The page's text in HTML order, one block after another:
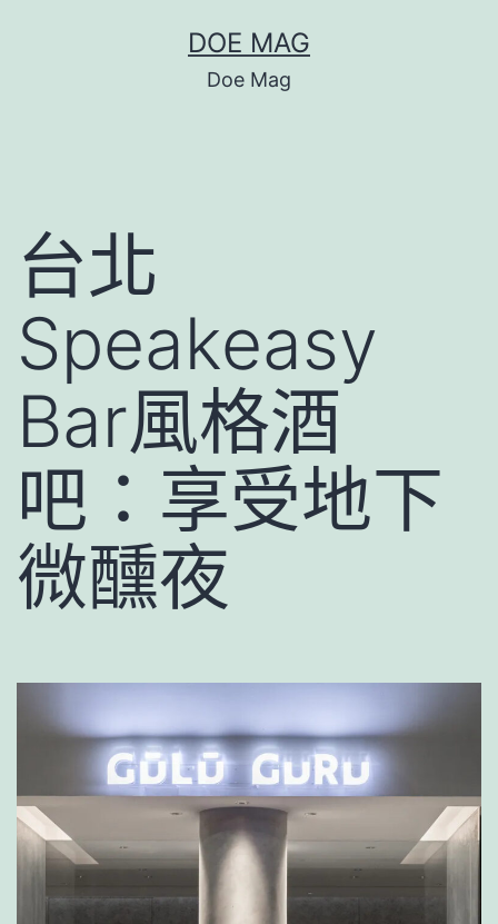
DOE MAG
Doe Mag
台北
Speakeasy
Bar風格酒
吧：享受地下
微醺夜